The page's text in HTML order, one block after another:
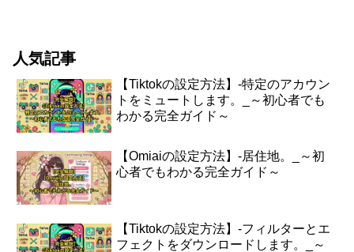
人気記事
【Tiktokの設定方法】-特定のアカウン
トをミュートします。_～初心者でも
わかる完全ガイド～
【Omiaiの設定方法】-居住地。_～初
心者でもわかる完全ガイド～
【Tiktokの設定方法】-フィルターとエ
フェクトをダウンロードします。_～